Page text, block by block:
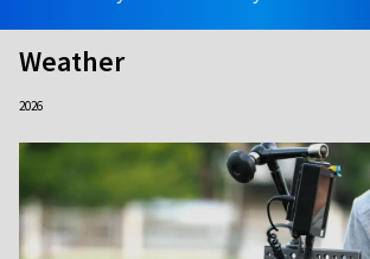
Weather
2026